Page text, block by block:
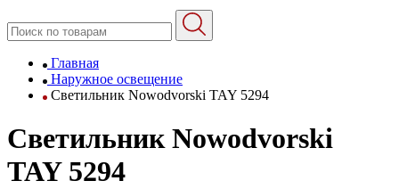
Главная
Наружное освещение
Светильник Nowodvorski TAY 5294
Светильник Nowodvorski
TAY 5294